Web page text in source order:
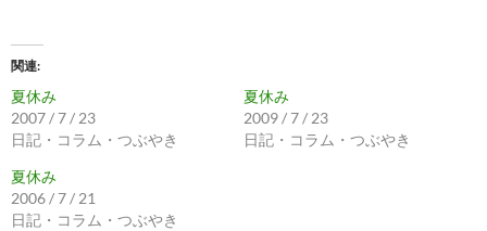
関連
夏休み
2007 / 7 / 23
日記・コラム・つぶやき
夏休み
2009 / 7 / 23
日記・コラム・つぶやき
夏休み
2006 / 7 / 21
日記・コラム・つぶやき